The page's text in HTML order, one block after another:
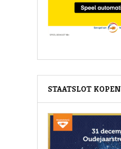
STAATSLOT KOPEN